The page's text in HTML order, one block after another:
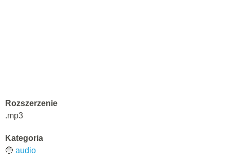
Rozszerzenie
.mp3
Kategoria
🔵 audio